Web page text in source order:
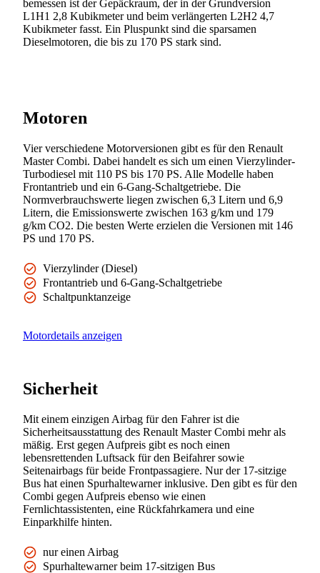
bemessen ist der Gepäckraum, der in der Grundversion
L1H1 2,8 Kubikmeter und beim verlängerten L2H2 4,7
Kubikmeter fasst. Ein Pluspunkt sind die sparsamen
Dieselmotoren, die bis zu 170 PS stark sind.
Motoren
Vier verschiedene Motorversionen gibt es für den Renault
Master Combi. Dabei handelt es sich um einen Vierzylinder-
Turbodiesel mit 110 PS bis 170 PS. Alle Modelle haben
Frontantrieb und ein 6-Gang-Schaltgetriebe. Die
Normverbrauchswerte liegen zwischen 6,3 Litern und 6,9
Litern, die Emissionswerte zwischen 163 g/km und 179
g/km CO2. Die besten Werte erzielen die Versionen mit 146
PS und 170 PS.
Vierzylinder (Diesel)
Frontantrieb und 6-Gang-Schaltgetriebe
Schaltpunktanzeige
Motordetails anzeigen
Sicherheit
Mit einem einzigen Airbag für den Fahrer ist die
Sicherheitsausstattung des Renault Master Combi mehr als
mäßig. Erst gegen Aufpreis gibt es noch einen
lebensrettenden Luftsack für den Beifahrer sowie
Seitenairbags für beide Frontpassagiere. Nur der 17-sitzige
Bus hat einen Spurhaltewarner inklusive. Den gibt es für den
Combi gegen Aufpreis ebenso wie einen
Fernlichtassistenten, eine Rückfahrkamera und eine
Einparkhilfe hinten.
nur einen Airbag
Spurhaltewarner beim 17-sitzigen Bus